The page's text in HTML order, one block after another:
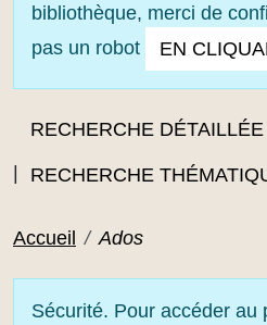
bibliothèque, merci de
pas un robot
EN
RECHERCHE DÉTAILLÉE
RECHERCHE
Accueil Ados
Sécurité. Pour accéder au